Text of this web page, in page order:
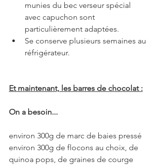
munies du bec verseur spécial
avec capuchon sont
particulièrement adaptées.
Se conserve plusieurs semaines au
réfrigérateur.
Et maintenant, les barres de chocolat :
On a besoin...
environ 300g de marc de baies pressé
environ 300g de flocons au choix, de
quinoa pops, de graines de courge